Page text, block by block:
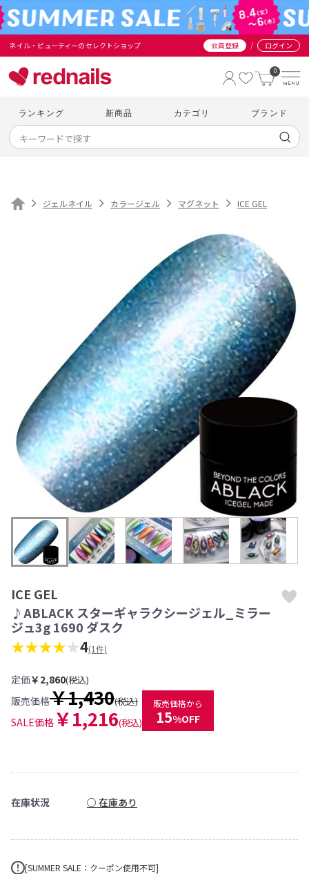
ネイル・ビューティーのセレクトショップ 会員登録 / ログイン
0
ランキング 新商品 カテゴリ ブランド
ジェルネイル カラージェル マグネット ICE GEL
ICE GEL
♪ABLACK スターギャラクシージェル_ミラー
ジュ3g 1690 ダスク
★★★★★4(1件)
定価￥2,860(税込)
販売価格￥1,430(税込)
SALE価格 ￥1,216(税込)
販売価格から
15%OFF
在庫状況 ○ 在庫あり
[SUMMER SALE：クーポン使用不可]